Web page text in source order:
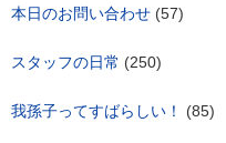
本日のお問い合わせ (57)
スタッフの日常 (250)
我孫子ってすばらしい！ (85)